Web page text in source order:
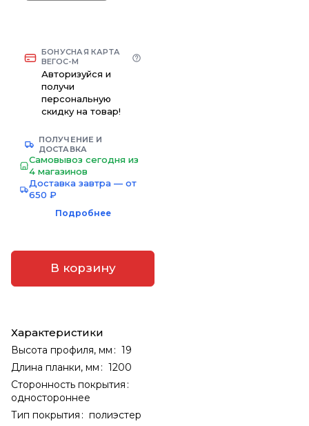
БОНУСНАЯ КАРТА
ВЕГОС-М
Авторизуйся и
получи
персональную
скидку на товар!
ПОЛУЧЕНИЕ И
ДОСТАВКА
Самовывоз сегодня из
4 магазинов
Доставка завтра — от
650 ₽
Подробнее
В корзину
Характеристики
Высота профиля, мм : 19
Длина планки, мм : 1200
Сторонность покрытия :
одностороннее
Тип покрытия : полиэстер